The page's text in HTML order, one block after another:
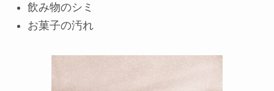
飲み物のシミ
お菓子の汚れ